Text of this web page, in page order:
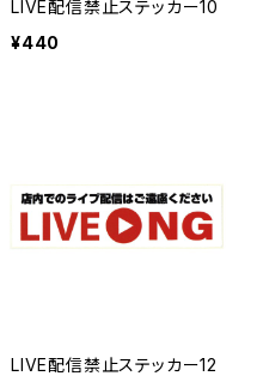
LIVE配信禁止ステッカー10
¥440
LIVE配信禁止ステッカー12